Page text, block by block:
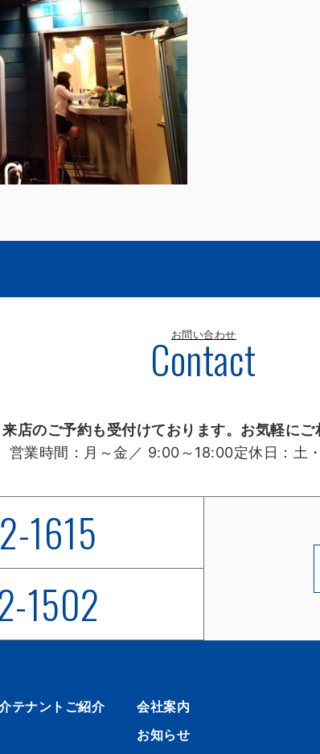
お問い合わせ
Contact
来店のご予約も受付けております。お気軽にご
営業時間： 月～金／ 9:00～18:00定休日： 土
1615
1502
テナントご紹介
会社案内
お知らせ